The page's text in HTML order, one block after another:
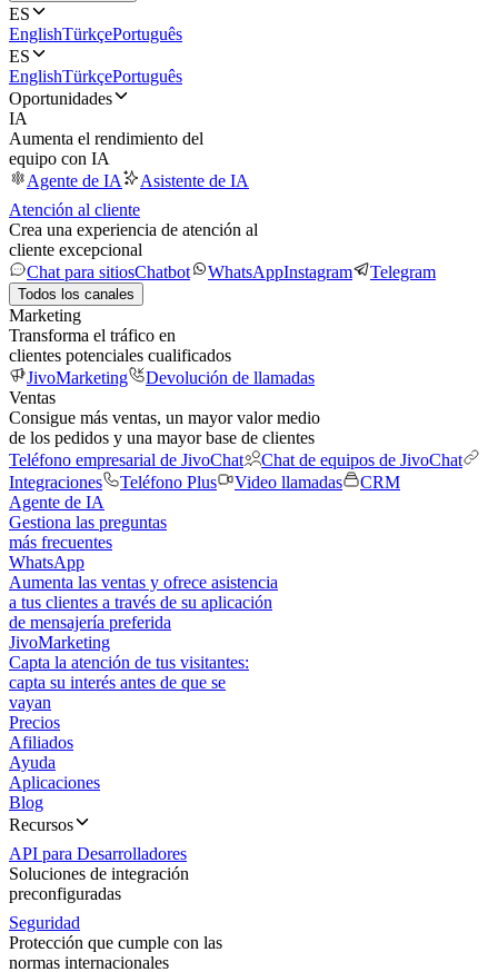
ES
EnglishTürkçePortuguês
ES
EnglishTürkçePortuguês
Oportunidades
IA
Aumenta el rendimiento del
equipo con IA
Agente de IA
Asistente de IA
Atención al cliente
Crea una experiencia de atención al
cliente excepcional
Chat para sitiosChatbot WhatsAppInstagram Telegram
Todos los canales
Marketing
Transforma el tráfico en
clientes potenciales cualificados
JivoMarketing
Devolución de llamadas
Ventas
Consigue más ventas, un mayor valor medio
de los pedidos y una mayor base de clientes
Teléfono empresarial de JivoChat
Chat de equipos de JivoChat
Integraciones
Teléfono Plus Video llamadas
CRM
Agente de IA
Gestiona las preguntas
más frecuentes
WhatsApp
Aumenta las ventas y ofrece asistencia
a tus clientes a través de su aplicación
de mensajería preferida
JivoMarketing
Capta la atención de tus visitantes:
capta su interés antes de que se
vayan
Precios
Afiliados
Ayuda
Aplicaciones
Blog
Recursos
API para Desarrolladores
Soluciones de integración
preconfiguradas
Seguridad
Protección que cumple con las
normas internacionales